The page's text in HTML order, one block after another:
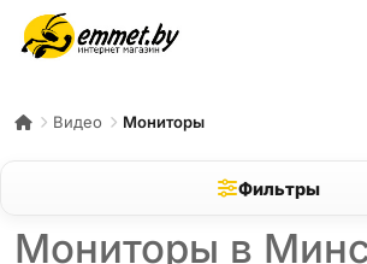
Видео Мониторы
Фильтры
Мониторы в